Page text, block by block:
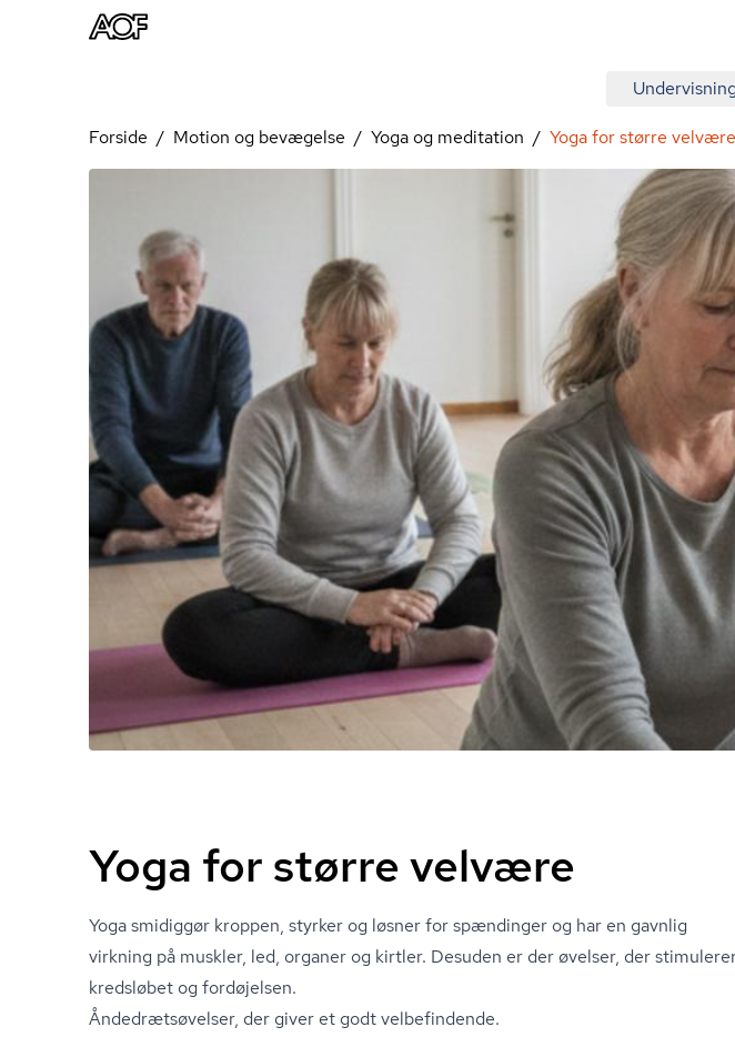
Forside Motion og bevægelse Yoga og meditation Yoga for større velvære
Yoga for større velvære
Yoga smidiggør kroppen, styrker og løsner for spændinger og har en gavnlig
virkning på muskler, led, organer og kirtler. Desuden er der øvelser, der
kredsløbet og fordøjelsen.
Ån­de­drætsø­vel­ser, der giver et godt velbefindende.